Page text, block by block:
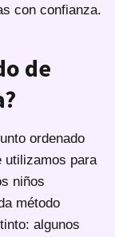
con confianza.
de
ordenado
utilizamos para
niños
método
algunos